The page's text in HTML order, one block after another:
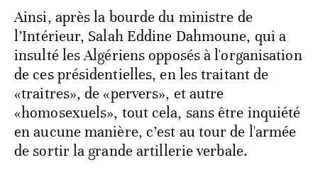
Ainsi, après la bourde du ministre de
l’Intérieur, Salah Eddine Dahmoune, qui a
insulté les Algériens opposés à l'organisation
de ces présidentielles, en les traitant de
«traitres», de «pervers», et autre
«homosexuels», tout cela, sans être inquiété
en aucune manière, c’est au tour de l'armée
de sortir la grande artillerie verbale.